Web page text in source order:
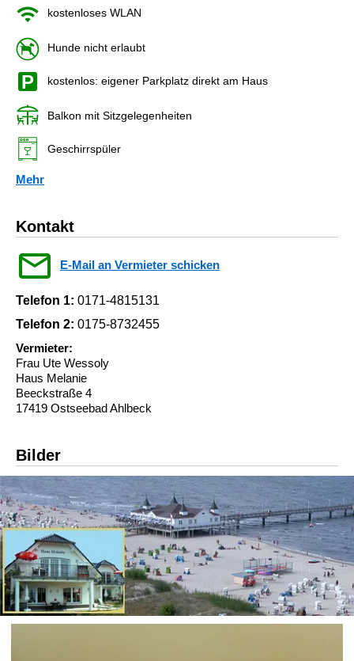
kostenloses WLAN
Hunde nicht erlaubt
kostenlos: eigener Parkplatz direkt am Haus
Balkon mit Sitzgelegenheiten
Geschirrspüler
Mehr
Kontakt
E-Mail an Vermieter schicken
Telefon 1: 0171-4815131
Telefon 2: 0175-8732455
Vermieter:
Frau Ute Wessoly
Haus Melanie
Beeckstraße 4
17419 Ostseebad Ahlbeck
Bilder